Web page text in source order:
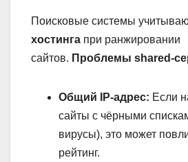
Поисковые системы
хостинга при ранжировании
сайтов. Проблемы shared-
Общий IP-адрес: Если
сайты с чёрными
вирусы), это может
рейтинг.